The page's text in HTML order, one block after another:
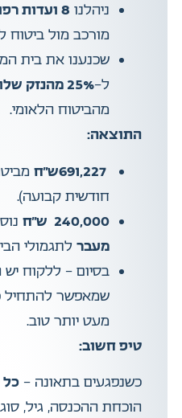
ניהלנו 8 ועדות רפואיות, 3 ערעורים
מורכב מול ביטוח
שכנענו את בית
ל-25% מהנזק שלו
מהביטוח הלאומי.
התוצאה:
691,227ש”ח
חודשית קבועה).
240,000 ש”ח
מעבר לתגמולי
בסיום – ללקוח יש
שמאפשר להתחיל
מעט יותר טוב.
טיפ חשוב:
כשנפגעים בתאונה –
הוכחת ההכנסה, גיל,